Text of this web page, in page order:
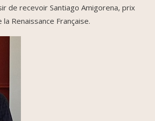
de recevoir Santiago Amigorena, prix
Renaissance Française.